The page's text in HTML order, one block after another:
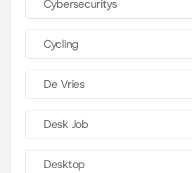
Cybersecuritys
Cycling
De Vries
Desk Job
Desktop